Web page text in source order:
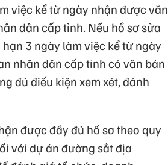
việc kể từ ngày nhận được văn
dân cấp tỉnh. Nếu hồ sơ sửa
3 ngày làm việc kể từ ngày
nhân dân cấp tỉnh có văn bản
đủ điều kiện xem xét, đánh
được đầy đủ hồ sơ theo quy
với dự án đường sắt địa